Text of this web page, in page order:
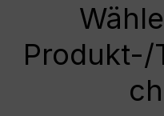
Produkt-/